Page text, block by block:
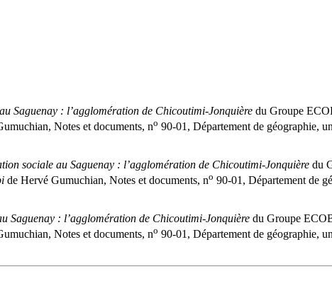
Saguenay : l’agglomération de Chicoutimi-Jonquière du Groupe
Notes et documents, no 90-01, Département de géographie,
sociale au Saguenay : l’agglomération de Chicoutimi-Jonquière du
de Hervé Gumuchian, Notes et documents, no 90-01, Département de
Saguenay : l’agglomération de Chicoutimi-Jonquière du Groupe
Notes et documents, no 90-01, Département de géographie,